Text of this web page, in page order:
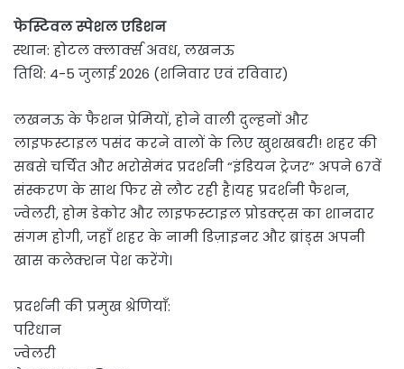
फेस्टिवल स्पेशल एडिशन
स्थान: होटल क्लार्क्स अवध, लखनऊ
तिथि: 4-5 जुलाई 2026 (शनिवार एवं रविवार)
लखनऊ के फैशन प्रेमियों, होने वाली दुल्हनों और
लाइफस्टाइल पसंद करने वालों के लिए खुशखबरी! शहर की
सबसे चर्चित और भरोसेमंद प्रदर्शनी “इंडियन ट्रेजर” अपने 67वें
संस्करण के साथ फिर से लौट रही है।यह प्रदर्शनी फैशन,
ज्वेलरी, होम डेकोर और लाइफस्टाइल प्रोडक्ट्स का शानदार
संगम होगी, जहाँ शहर के नामी डिज़ाइनर और ब्रांड्स अपनी
खास कलेक्शन पेश करेंगे।
प्रदर्शनी की प्रमुख श्रेणियाँ:
परिधान
ज्वेलरी